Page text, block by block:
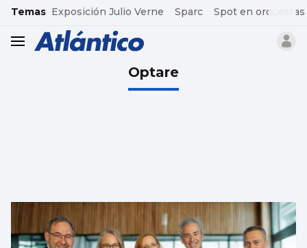
common.go-to-content
Temas Exposición Julio Verne Sparc Spot en orquestas
header.menu.open
Optare